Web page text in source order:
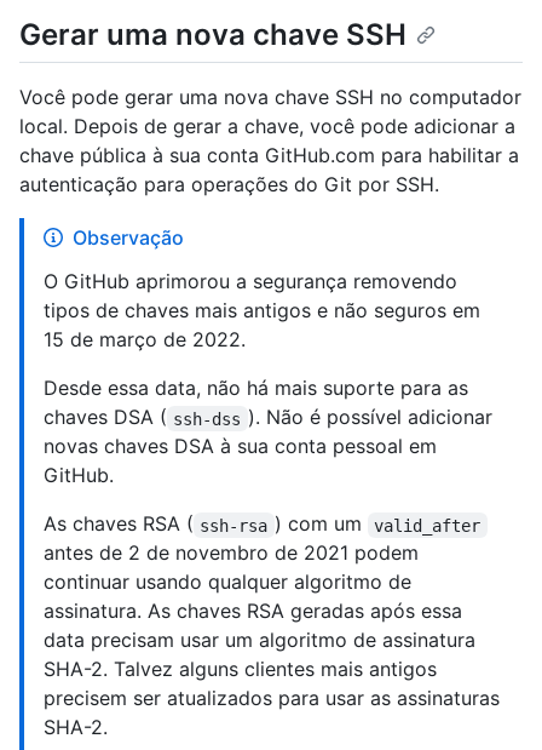
Gerar uma nova chave SSH
Você pode gerar uma nova chave SSH no computador
local. Depois de gerar a chave, você pode adicionar a
chave pública à sua conta GitHub.com para habilitar a
autenticação para operações do Git por SSH.
Observação
O GitHub aprimorou a segurança removendo
tipos de chaves mais antigos e não seguros em
15 de março de 2022.
Desde essa data, não há mais suporte para as
chaves DSA ( ssh-dss ). Não é possível adicionar
novas chaves DSA à sua conta pessoal em
GitHub.
As chaves RSA ( ssh-rsa ) com um valid_after
antes de 2 de novembro de 2021 podem
continuar usando qualquer algoritmo de
assinatura. As chaves RSA geradas após essa
data precisam usar um algoritmo de assinatura
SHA-2. Talvez alguns clientes mais antigos
precisem ser atualizados para usar as assinaturas
SHA-2.